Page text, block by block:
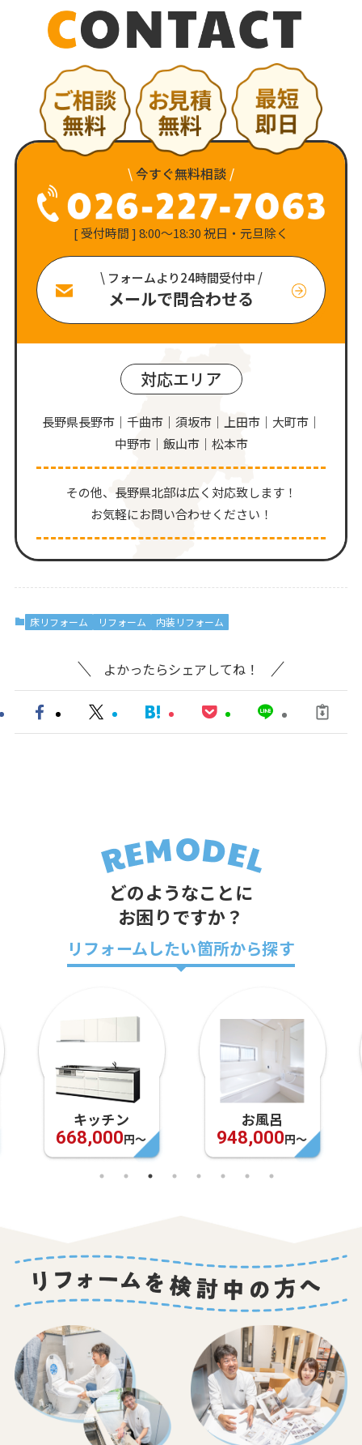
\今すぐ無料相談 /
[ 受付時間 ] 8:00〜18:30 祝日・元旦除く
\ フォームより24時間受付中 /
メールで問合わせる
対応エリア
長野県長野市｜千曲市｜須坂市｜上田市｜大町市｜
中野市｜飯山市｜松本市
その他、⻑野県北部は広く対応致します！
お気軽にお問い合わせください！
床リフォーム リフォーム 内装リフォーム
よかったらシェアしてね！
どのようなことに
お困りですか？
リフォームしたい箇所から探す
キッチン
668,000円〜
お風呂
948,000円〜